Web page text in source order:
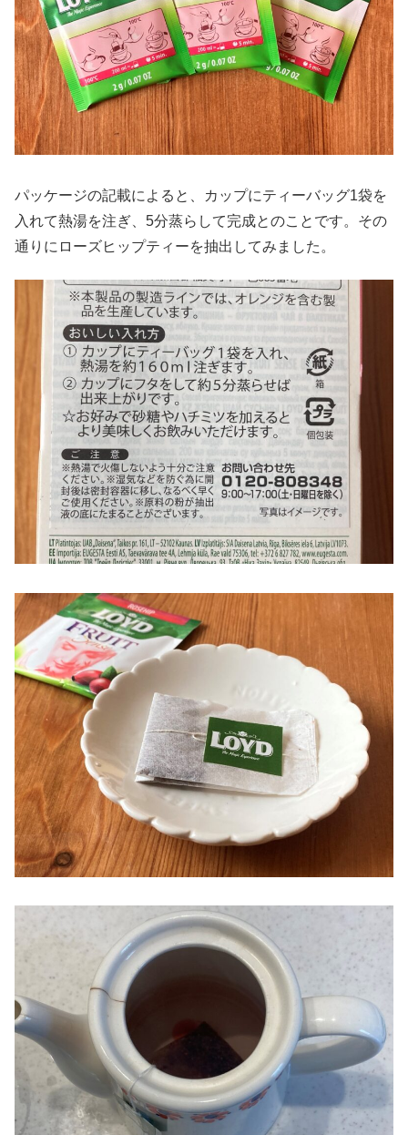
パッケージの記載によると、カップにティーバッグ1袋を
入れて熱湯を注ぎ、5分蒸らして完成とのことです。その
通りにローズヒップティーを抽出してみました。